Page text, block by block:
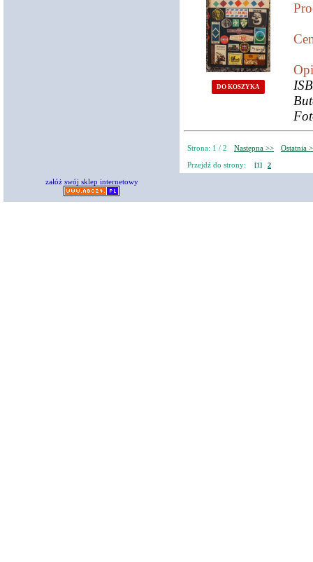
DO KOSZYKA
Strona: 1 / 2 Następna >>
Ostatnia
Przejdź do strony:
[1] 2
załóż swój sklep internetowy